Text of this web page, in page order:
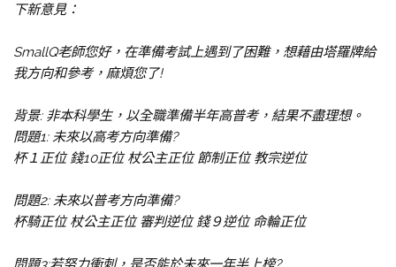
下新意見：
SmallQ老師您好，在準備考試上遇到了困難，想藉由塔羅牌給
我方向和參考，麻煩您了!
背景: 非本科學生，以全職準備半年高普考，結果不盡理想。
問題1: 未來以高考方向準備?
杯１正位 錢10正位 杖公主正位 節制正位 教宗逆位
問題2: 未來以普考方向準備?
杯騎正位 杖公主正位 審判逆位 錢９逆位 命輪正位